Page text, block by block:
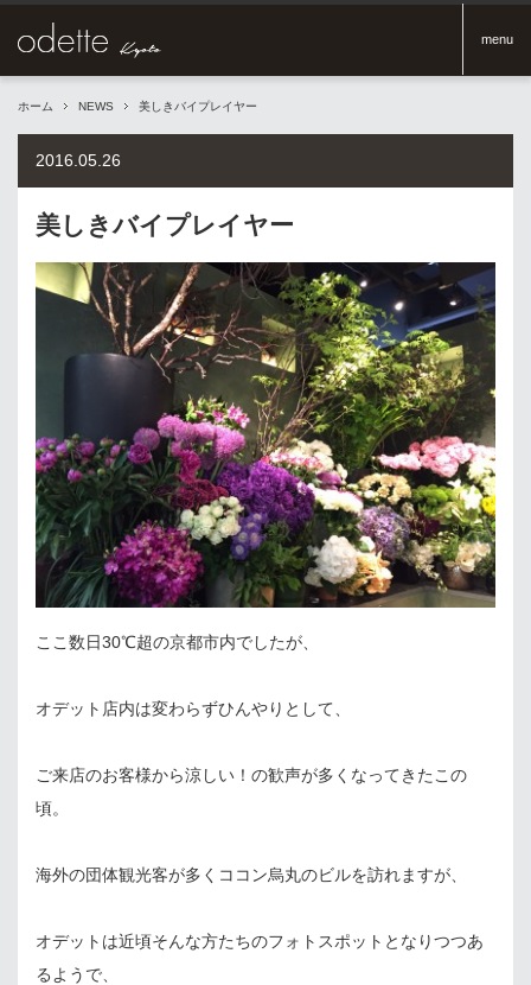
menu
ホーム NEWS 美しきバイプレイヤー
2016.05.26
美しきバイプレイヤー
ここ数日30℃超の京都市内でしたが、
オデット店内は変わらずひんやりとして、
ご来店のお客様から涼しい！の歓声が多くなってきたこの
頃。
海外の団体観光客が多くココン烏丸のビルを訪れますが、
オデットは近頃そんな方たちのフォトスポットとなりつつあ
るようで、